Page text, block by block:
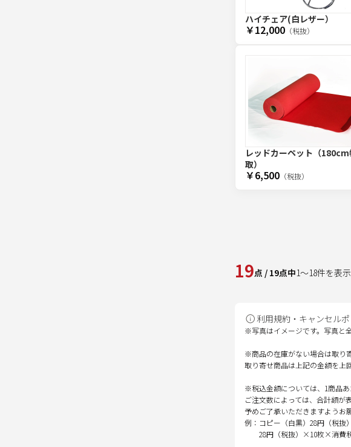
ハイチェア(白レザー）
￥12,000 （税抜）
レッドカーペット（
取）
￥6,500 （税抜）
19点 / 19点中1～18件を表
利用規約・キャンセル
※写真はイメージです。写真と
※商品の在庫がない場合は取り
取り寄せ商品は上記の金額を上
※税込金額については、1商品あ
ご注文数によっては、合計額が
予めご了承いただきますようお
例：コピー（白黒）28円（税抜
28円（税抜）×10枚×消費